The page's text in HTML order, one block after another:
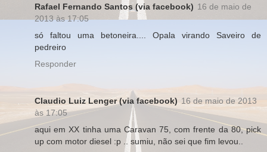
Rafael Fernando Santos (via facebook) 16 de maio de
2013 às 17:05
só faltou uma betoneira.... Opala virando Saveiro de
pedreiro
Responder
Claudio Luiz Lenger (via facebook) 16 de maio de 2013
às 17:05
aqui em XX tinha uma Caravan 75, com frente da 80, pick
up com motor diesel :p .. sumiu, não sei que fim levou..